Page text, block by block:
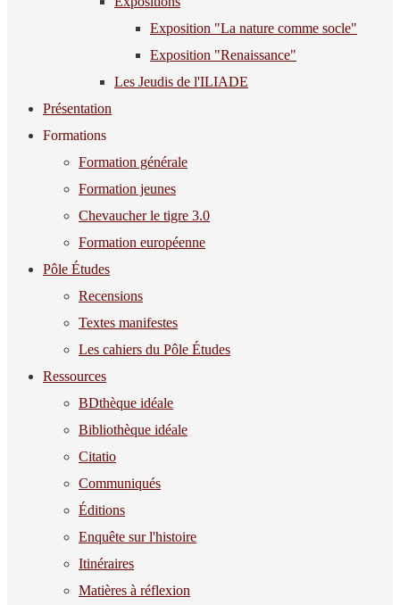
Exposition "La nature comme socle"
Exposition "Renaissance"
Les Jeudis de l'ILIADE
Présentation
Formations
Formation générale
Formation jeunes
Chevaucher le tigre 3.0
Formation européenne
Pôle Études
Recensions
Textes manifestes
Les cahiers du Pôle Études
Ressources
BDthèque idéale
Bibliothèque idéale
Citatio
Communiqués
Éditions
Enquête sur l'histoire
Itinéraires
Matières à réflexion